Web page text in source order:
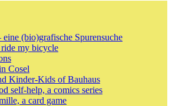
(bio)grafische Spurensuche
my bicycle
Cosel
Kinder-Kids of Bauhaus
self-help, a comics series
a card game